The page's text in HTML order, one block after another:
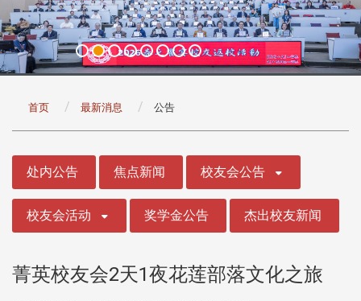
首页 最新消息 公告
处内公告 焦点新闻 校友会公告
校友会活动 奖学金公告 杰出校友新闻
菁英校友会2天1夜花莲部落文化之旅